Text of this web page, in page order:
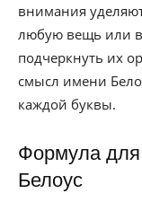
внимания
любую вещь или
подчеркнуть их
смысл имени
каждой буквы.
Формула
Белоус